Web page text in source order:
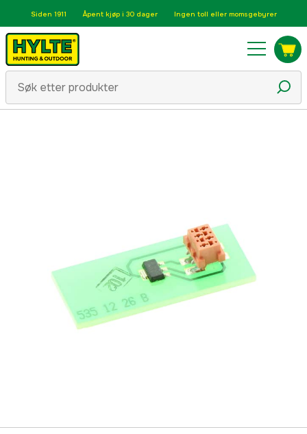
Siden 1911 Åpent kjøp i 30 dager Ingen toll eller momsgebyrer